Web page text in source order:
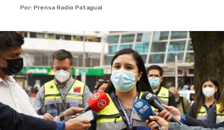
Por: Prensa Radio Patagual